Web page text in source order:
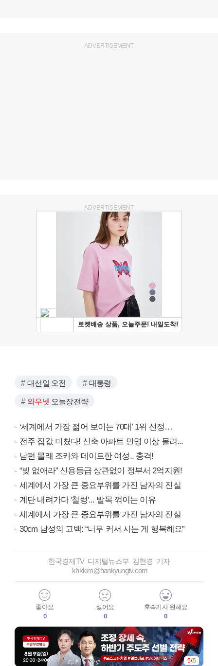
ADVERTISEMENT
ADVERTISEMENT
대선일 오전 대통령
와우넷 오늘장전략
‘세계에서 가장 젊어 보이는 70대’ 1위 선정…
전주 집값 미쳤다! 신축 아파트 만명 이상 몰려...
남편 몰래 조카와 데이트한 여성.. 충격!
“빚 없애라” 신용등급 상관없이 정부서 2억지원!
세계에서 가장 큰 중요부위를 가진 남자의 진실
계단 내려가다 '철렁'... 발목 꺾이는 이유
세계에서 가장 큰 중요부위를 가진 남자의 진실
30cm 남성의 고백: “너무 커서 사는 게 행복해요”
한국경제TV 디지털뉴스부 김현경 기자
khkkim@hankyungtv.com
좋아요
0
싫어요
0
후속기사 원해요
0
5/5